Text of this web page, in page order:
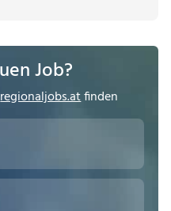
Job?
regionaljobs.atfinden